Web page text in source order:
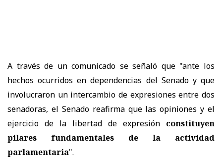
A través de un comunicado se señaló que "ante los
hechos ocurridos en dependencias del Senado y que
involucraron un intercambio de expresiones entre dos
senadoras, el Senado reafirma que las opiniones y el
ejercicio de la libertad de expresión constituyen
pilares fundamentales de la actividad
parlamentaria".